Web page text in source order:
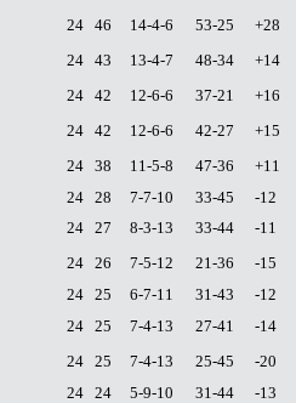
24 46 14-4-6 53-25
+28
24 43 13-4-7 48-34
+14
24 42 12-6-6 37-21
+16
24 42 12-6-6 42-27
+15
24 38 11-5-8 47-36
+11
24 28 7-7-10 33-45
-12
24 27 8-3-13 33-44
-11
24 26 7-5-12 21-36
-15
24 25 6-7-11 31-43
-12
24 25 7-4-13 27-41
-14
24 25 7-4-13 25-45
-20
24 24 5-9-10 31-44
-13